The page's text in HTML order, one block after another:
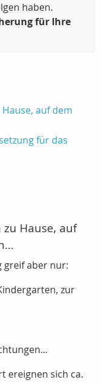
haben.
für Ihre
auf dem
für das
Hause, auf
greif aber nur:
zur
ereignen sich ca.